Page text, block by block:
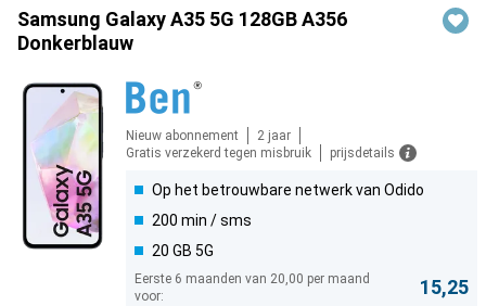
Samsung Galaxy A35 5G 128GB A356
Donkerblauw
Nieuw abonnement
2 jaar
Gratis verzekerd tegen misbruik
prijsdetails
Op het betrouwbare netwerk van Odido
200 min / sms
20 GB 5G
Eerste 6 maanden van 20,00 per maand
voor:
15,25